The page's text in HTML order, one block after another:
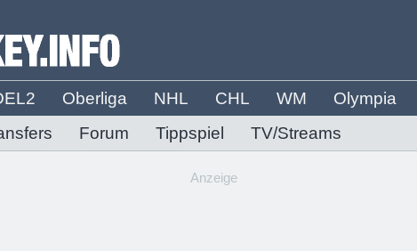
Oberliga NHL CHL WM
Olympia
Forum Tippspiel TV/Streams
Anzeige